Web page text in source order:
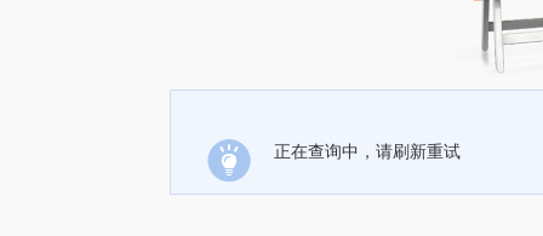
正在查询中，请刷新重试